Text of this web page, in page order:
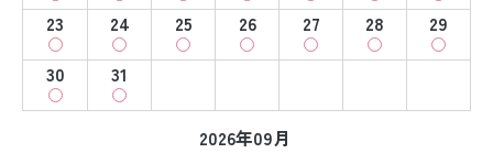
23
24 25 26 27 28
29
30
31
2026年09月